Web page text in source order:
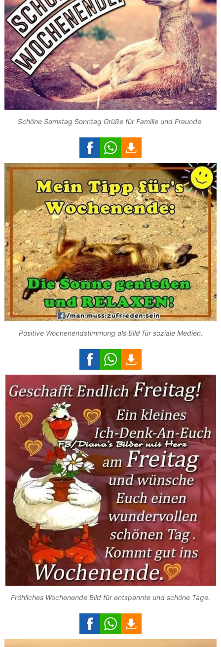
Schöne Samstag Sonntag Grüße für Familie und Freunde.
Positive Wochenendstimmung als Bild für soziale Medien.
Fröhliches Wochenende Bild für entspannte und schöne Tage.